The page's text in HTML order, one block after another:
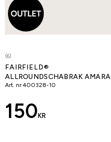
(6)
FAIRFIELD®
ALLROUNDSCHABRAK AMARA
Art. nr 400328-10
150 KR